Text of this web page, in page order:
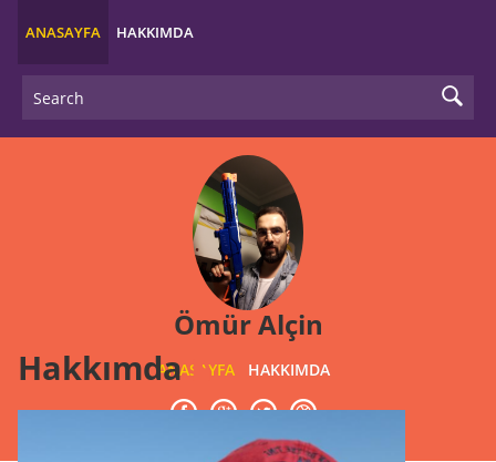
ANASAYFA HAKKIMDA
Ömür Alçin
ANASAYFA HAKKIMDA
Hakkımda